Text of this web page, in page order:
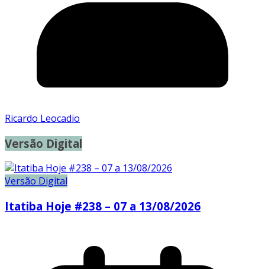
Ricardo Leocadio
Versão Digital
Versão Digital
Itatiba Hoje #238 – 07 a 13/08/2026